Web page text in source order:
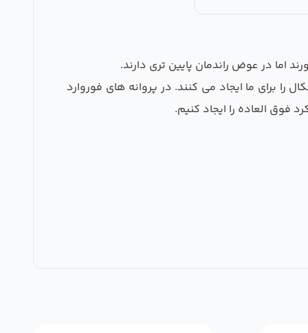
اما در عوض راندمان پایین تری دارند.
جایی حجم هوا بین 400 تا 80000 مترمکعب در ساعت با فشار استاتیکی بین 50 تا 1500 پاسکال را برای ما ایجاد می کنند. در پروانه های فوروارد
فوق العاده را ایجاد کنیم.